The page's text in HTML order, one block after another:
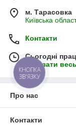
м. Тарасовка
Київська
Контакти
Сьогодні
Показати
Про нас
Контакти
КНОПКА
ЗВ'ЯЗКУ